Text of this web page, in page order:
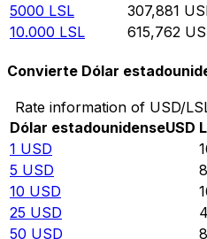
5000 LSL 307,881
10.000 LSL 615,762
Convierte Dólar
Rate information of USD/
Dólar estadounidenseUSD
1 USD
5 USD
10 USD
25 USD
50 USD